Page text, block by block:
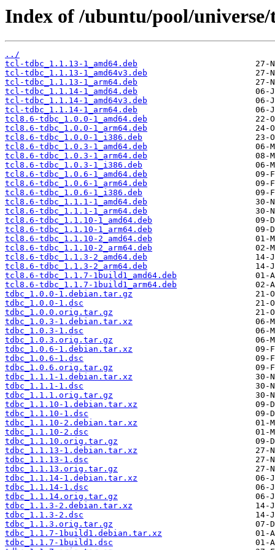
Index of /ubuntu/pool/
../
tcl-tdbc_1.1.13-1_amd64.deb
tcl-tdbc_1.1.13-1_amd64v3.deb
tcl-tdbc_1.1.13-1_arm64.deb
tcl-tdbc_1.1.14-1_amd64.deb
tcl-tdbc_1.1.14-1_amd64v3.deb
tcl-tdbc_1.1.14-1_arm64.deb
tcl8.6-tdbc_1.0.0-1_amd64.deb
tcl8.6-tdbc_1.0.0-1_arm64.deb
tcl8.6-tdbc_1.0.0-1_i386.deb
tcl8.6-tdbc_1.0.3-1_amd64.deb
tcl8.6-tdbc_1.0.3-1_arm64.deb
tcl8.6-tdbc_1.0.3-1_i386.deb
tcl8.6-tdbc_1.0.6-1_amd64.deb
tcl8.6-tdbc_1.0.6-1_arm64.deb
tcl8.6-tdbc_1.0.6-1_i386.deb
tcl8.6-tdbc_1.1.1-1_amd64.deb
tcl8.6-tdbc_1.1.1-1_arm64.deb
tcl8.6-tdbc_1.1.10-1_amd64.deb
tcl8.6-tdbc_1.1.10-1_arm64.deb
tcl8.6-tdbc_1.1.10-2_amd64.deb
tcl8.6-tdbc_1.1.10-2_arm64.deb
tcl8.6-tdbc_1.1.3-2_amd64.deb
tcl8.6-tdbc_1.1.3-2_arm64.deb
tcl8.6-tdbc_1.1.7-1build1_amd64.deb
tcl8.6-tdbc_1.1.7-1build1_arm64.deb
tdbc_1.0.0-1.debian.tar.gz
tdbc_1.0.0-1.dsc
tdbc_1.0.0.orig.tar.gz
tdbc_1.0.3-1.debian.tar.xz
tdbc_1.0.3-1.dsc
tdbc_1.0.3.orig.tar.gz
tdbc_1.0.6-1.debian.tar.xz
tdbc_1.0.6-1.dsc
tdbc_1.0.6.orig.tar.gz
tdbc_1.1.1-1.debian.tar.xz
tdbc_1.1.1-1.dsc
tdbc_1.1.1.orig.tar.gz
tdbc_1.1.10-1.debian.tar.xz
tdbc_1.1.10-1.dsc
tdbc_1.1.10-2.debian.tar.xz
tdbc_1.1.10-2.dsc
tdbc_1.1.10.orig.tar.gz
tdbc_1.1.13-1.debian.tar.xz
tdbc_1.1.13-1.dsc
tdbc_1.1.13.orig.tar.gz
tdbc_1.1.14-1.debian.tar.xz
tdbc_1.1.14-1.dsc
tdbc_1.1.14.orig.tar.gz
tdbc_1.1.3-2.debian.tar.xz
tdbc_1.1.3-2.dsc
tdbc_1.1.3.orig.tar.gz
tdbc_1.1.7-1build1.debian.tar.xz
tdbc_1.1.7-1build1.dsc